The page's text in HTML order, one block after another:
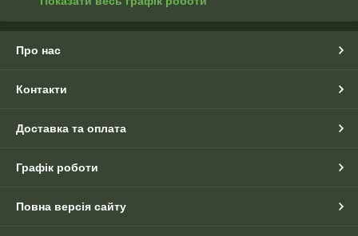
Про нас
Контакти
Доставка та оплата
Графік роботи
Повна версія сайту